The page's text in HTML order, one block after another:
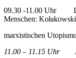
09.30 -11.00 Uhr Die
Menschen:
marxistischen
11.00 – 11.15 Uhr